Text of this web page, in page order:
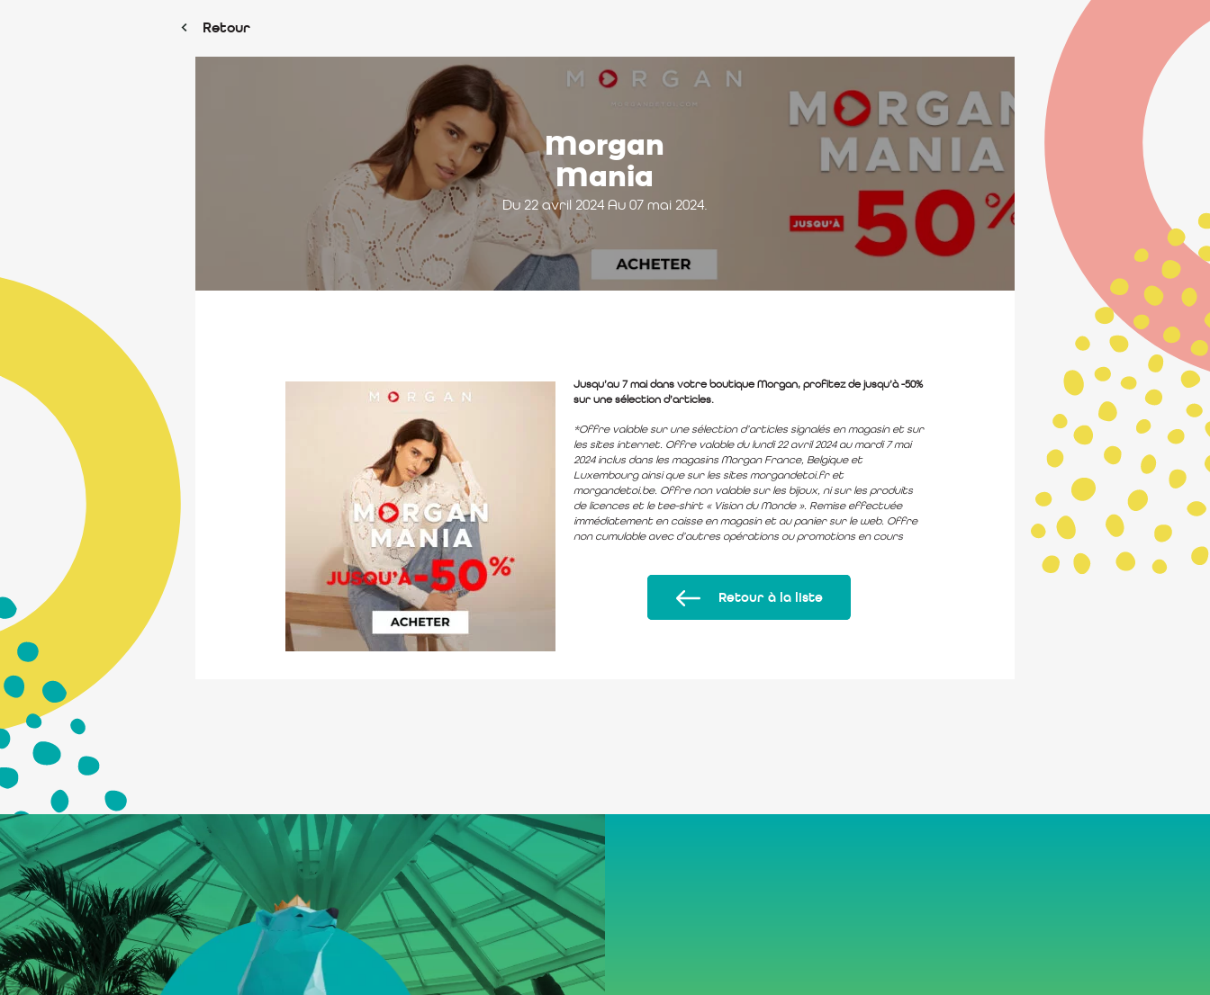
Retour
Morgan
Mania
Du 22 avril 2024 Au 07 mai 2024.
Jusqu’au 7 mai dans votre boutique Morgan, profitez de jusqu’à -50%
sur une sélection d’articles.
*Offre valable sur une sélection d’articles signalés en magasin et sur
les sites internet. Offre valable du lundi 22 avril 2024 au mardi 7 mai
2024 inclus dans les magasins Morgan France, Belgique et
Luxembourg ainsi que sur les sites morgandetoi.fr et
morgandetoi.be. Offre non valable sur les bijoux, ni sur les produits
de licences et le tee-shirt « Vision du Monde ». Remise effectuée
immédiatement en caisse en magasin et au panier sur le web. Offre
non cumulable avec d’autres opérations ou promotions en cours
Retour à la liste